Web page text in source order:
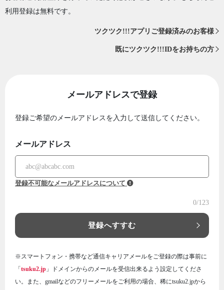
利用登録は無料です。
ツクツク!!!アプリご登録済みのお客様
既にツクツク!!!IDをお持ちの方
メールアドレスで登録
登録ご希望のメールアドレスを入力して送信してください。
メールアドレス
登録不可能なメールアドレスについて
0/123
登録へすすむ
※スマートフォン・携帯など通信キャリアメールをご登録の際は事前に
「 tsuku2.jp 」ドメインからのメールを受信出来るよう設定してくださ
い。また、gmailなどのフリーメールをご利用の場合、稀にtsuku2.jpから